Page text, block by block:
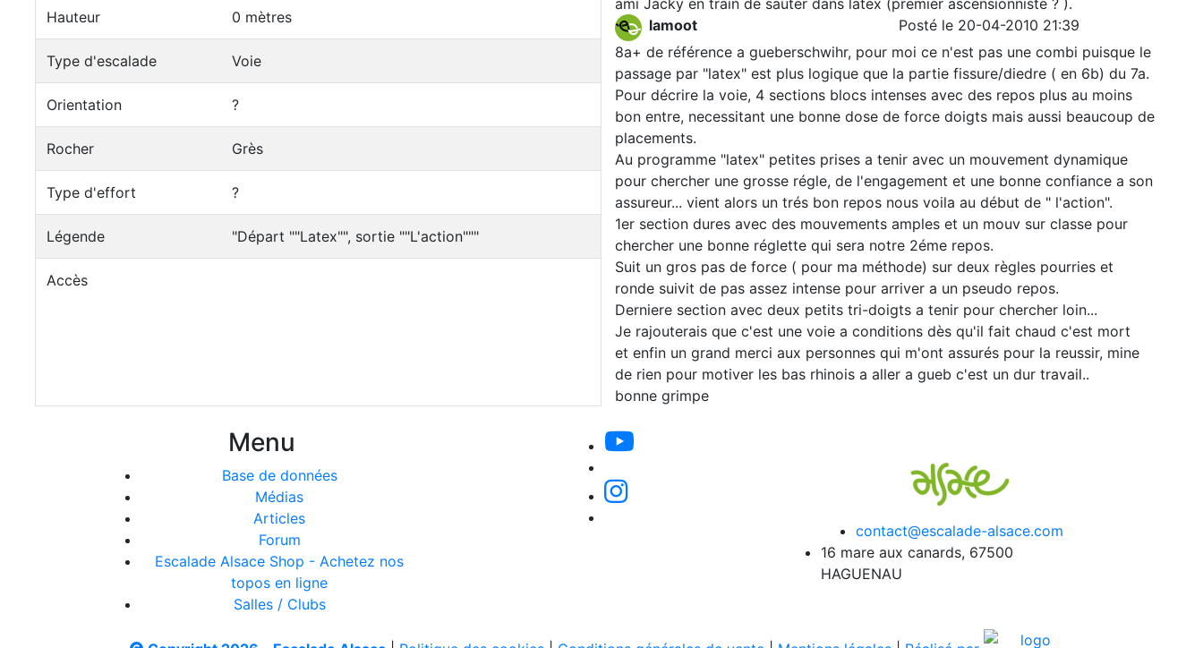
Hauteur 0 mètres
Type d'escalade Voie
Orientation ?
Rocher Grès
Type d'effort ?
Légende "Départ ""Latex"", sortie ""L'action"""
Accès
ami Jacky en train de sauter dans latex (premier ascensionniste ? ).
lamoot
Posté le 20-04-2010 21:39
8a+ de référence a gueberschwihr, pour moi ce n'est pas une combi puisque le
passage par "latex" est plus logique que la partie fissure/diedre ( en 6b) du 7a.
Pour décrire la voie, 4 sections blocs intenses avec des repos plus au moins
bon entre, necessitant une bonne dose de force doigts mais aussi beaucoup de
placements.
Au programme "latex" petites prises a tenir avec un mouvement dynamique
pour chercher une grosse régle, de l'engagement et une bonne confiance a son
assureur... vient alors un trés bon repos nous voila au début de " l'action".
1er section dures avec des mouvements amples et un mouv sur classe pour
chercher une bonne réglette qui sera notre 2éme repos.
Suit un gros pas de force ( pour ma méthode) sur deux règles pourries et
ronde suivit de pas assez intense pour arriver a un pseudo repos.
Derniere section avec deux petits tri-doigts a tenir pour chercher loin...
Je rajouterais que c'est une voie a conditions dès qu'il fait chaud c'est mort
et enfin un grand merci aux personnes qui m'ont assurés pour la reussir, mine
de rien pour motiver les bas rhinois a aller a gueb c'est un dur travail..
bonne grimpe
Menu
Base de données
Médias
Articles
Forum
Escalade Alsace Shop - Achetez nos
topos en ligne
Salles / Clubs
contact@escalade-alsace.com
16 mare aux canards, 67500
HAGUENAU